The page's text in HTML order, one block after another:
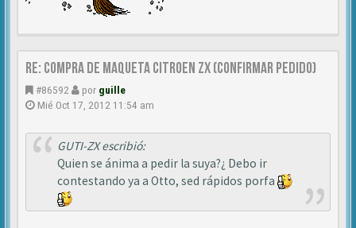
Re: Compra de MAQUETA CITROEN ZX (CONFIRMAR PEDIDO)
#86592 por guille
Mié Oct 17, 2012 11:54 am
GUTI-ZX escribió:
Quien se ánima a pedir la suya?¿ Debo ir
contestando ya a Otto, sed rápidos porfa